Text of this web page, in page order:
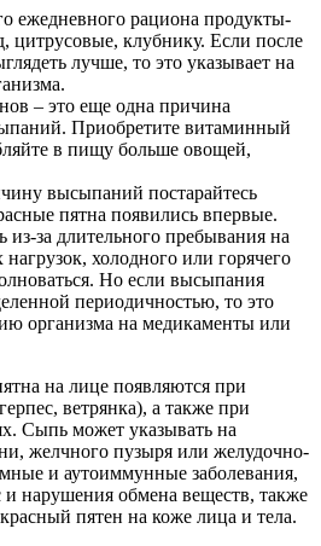
ежедневного рациона продукты-
цитрусовые, клубнику. Если после
лучше, то это указывает на
– это еще одна причина
Приобретите витаминный
в пищу больше овощей,
высыпаний постарайтесь
пятна появились впервые.
из-за длительного пребывания на
холодного или горячего
Но если высыпания
периодичностью, то это
организма на медикаменты или
на лице появляются при
ветрянка), а также при
Сыпь может указывать на
желчного пузыря или желудочно-
и аутоиммунные заболевания,
нарушения обмена веществ, также
пятен на коже лица и тела.